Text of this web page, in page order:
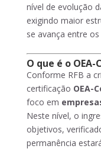
nível de evolução
exigindo maior
se avança entre os
O que é o OEA-
Conforme RFB a
certificação OEA-
foco em
Neste nível, o
objetivos,
permanência